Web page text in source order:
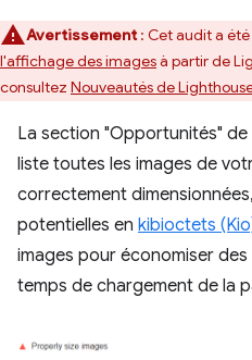
Avertissement: Cet audit a
l'affichage des imagesà partir de
consultez Nouveautés de
La section "Opportunités"
liste toutes les images de
correctement
potentielles en kibioctets
images pour économiser
temps de chargement de la